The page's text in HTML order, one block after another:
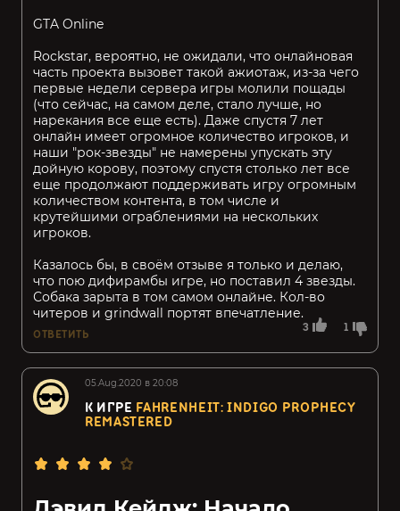
3 1
GTA Online
Rockstar, вероятно, не ожидали, что онлайновая
часть проекта вызовет такой ажиотаж, из-за чего
первые недели сервера игры молили пощады
(что сейчас, на самом деле, стало лучше, но
нарекания все еще есть). Даже спустя 7 лет
онлайн имеет огромное количество игроков, и
наши "рок-звезды" не намерены упускать эту
дойную корову, поэтому спустя столько лет все
еще продолжают поддерживать игру огромным
количеством контента, в том числе и
крутейшими ограблениями на нескольких
игроков.
Казалось бы, в своём отзыве я только и делаю,
что пою дифирамбы игре, но поставил 4 звезды.
Собака зарыта в том самом онлайне. Кол-во
читеров и grindwall портят впечатление.
ОТВЕТИТЬ
05.Aug.2020 в 20:08
К ИГРЕ FAHRENHEIT: INDIGO PROPHECY
REMASTERED